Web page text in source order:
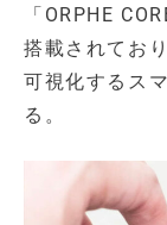
「ORPHE
搭載されてお
可視化するス
る。